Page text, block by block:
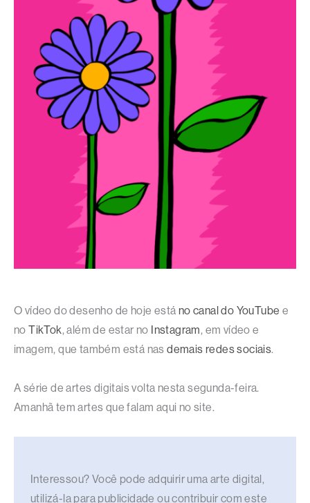
O vídeo do desenho de hoje está no canal do YouTube e
noTikTok, além de estar no Instagram, em vídeo e
imagem, que também está nasdemais redes sociais.
A série de artes digitais volta nesta segunda-feira.
Amanhã tem artes que falam aqui no site.
Interessou? Você pode adquirir uma arte digital,
utilizá-la para publicidade ou contribuir com este